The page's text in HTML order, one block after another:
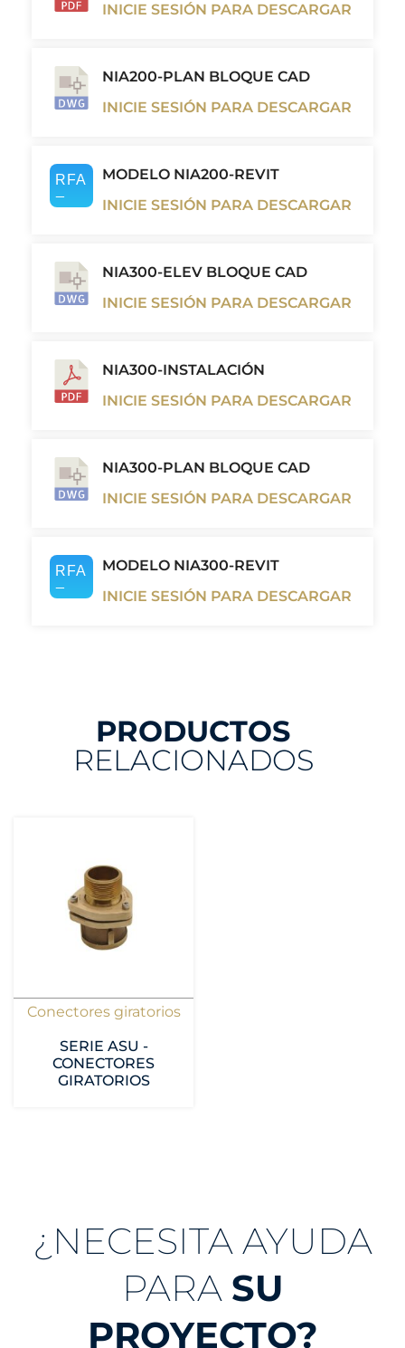
INICIE SESIÓN PARA DESCARGAR
NIA200-PLAN BLOQUE CAD
INICIE SESIÓN PARA DESCARGAR
MODELO NIA200-REVIT
INICIE SESIÓN PARA DESCARGAR
NIA300-ELEV BLOQUE CAD
INICIE SESIÓN PARA DESCARGAR
NIA300-INSTALACIÓN
INICIE SESIÓN PARA DESCARGAR
NIA300-PLAN BLOQUE CAD
INICIE SESIÓN PARA DESCARGAR
MODELO NIA300-REVIT
INICIE SESIÓN PARA DESCARGAR
PRODUCTOS
RELACIONADOS
Conectores giratorios
SERIE ASU -
CONECTORES
GIRATORIOS
¿NECESITA AYUDA
PARA SU
PROYECTO?